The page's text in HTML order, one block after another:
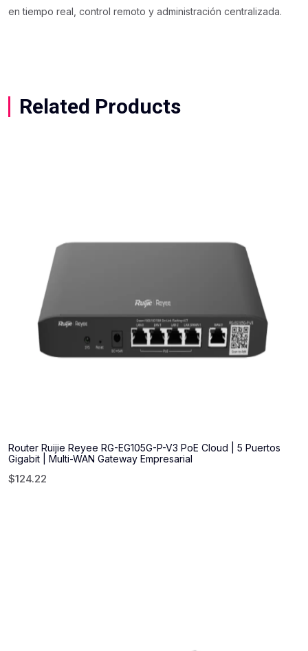
en tiempo real, control remoto y administración centralizada.
Related Products
Router Ruijie Reyee RG-EG105G-P-V3 PoE Cloud | 5 Puertos
Gigabit | Multi-WAN Gateway Empresarial
$124.22